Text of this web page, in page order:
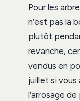
Pour les
n’est pas la
plutôt
revanche,
vendus en
juillet si
l’arrosage